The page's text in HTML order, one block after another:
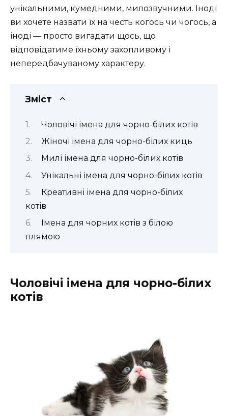
унікальними, кумедними, милозвучними. Іноді
ви хочете назвати їх на честь когось чи чогось, а
іноді — просто вигадати щось, що
відповідатиме їхньому захопливому і
непередбачуваному характеру.
Зміст
Чоловічі імена для чорно-білих котів
Жіночі імена для чорно-білих киць
Милі імена для чорно-білих котів
Унікальні імена для чорно-білих котів
Креативні імена для чорно-білих
котів
Імена для чорних котів з білою
плямою
Чоловічі імена для чорно-білих
котів